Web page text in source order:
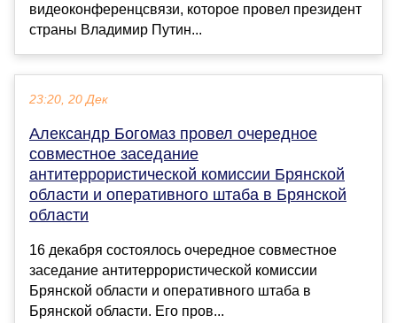
видеоконференцсвязи, которое провел президент
страны Владимир Путин...
23:20, 20 Дек
Александр Богомаз провел очередное
совместное заседание
антитеррористической комиссии Брянской
области и оперативного штаба в Брянской
области
16 декабря состоялось очередное совместное
заседание антитеррористической комиссии
Брянской области и оперативного штаба в
Брянской области. Его пров...